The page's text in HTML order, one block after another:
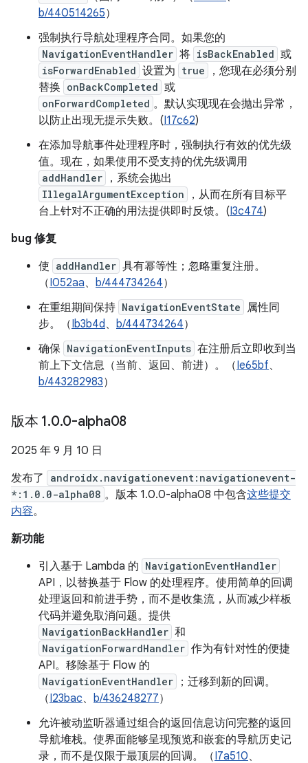
b/440514265）
强制执行导航处理程序合同。如果您的
NavigationEventHandler 将 isBackEnabled 或
isForwardEnabled 设置为 true
，您现在必须分别
替换 onBackCompleted 或
onForwardCompleted 。默认实现现在会抛出异常，
以防止出现无提示失败。(I17c62)
在添加导航事件处理程序时，强制执行有效的优先级
值。现在，如果使用不受支持的优先级调用
addHandler ，系统会抛出
IllegalArgumentException
，从而在所有目标平
台上针对不正确的用法提供即时反馈。(I3c474)
bug 修复
使 addHandler 具有幂等性；忽略重复注册。
（I052aa、 b/444734264）
在重组期间保持 NavigationEventState 属性同
步。（Ib3b4d、 b/444734264）
确保 NavigationEventInputs 在注册后立即收到当
前上下文信息（当前、返回、前进）。（Ie65bf、
b/443282983）
版本 1.0.0-alpha08
2025 年 9 月 10 日
发布了
androidx.navigationevent:navigationevent-
*:1.0.0-alpha08 。版本 1.0.0-alpha08 中包含这些提交
内容。
新功能
引入基于 Lambda 的 NavigationEventHandler
API，以替换基于 Flow 的处理程序。使用简单的回调
处理返回和前进手势，而不是收集流，从而减少样板
代码并避免取消问题。提供
NavigationBackHandler 和
NavigationForwardHandler 作为有针对性的便捷
API。移除基于 Flow 的
NavigationEventHandler
；迁移到新的回调。
（I23bac、 b/436248277）
允许被动监听器通过组合的返回信息访问完整的返回
导航堆栈。使界面能够呈现预览和嵌套的导航历史记
录，而不是仅限于最顶层的回调。（I7a510、